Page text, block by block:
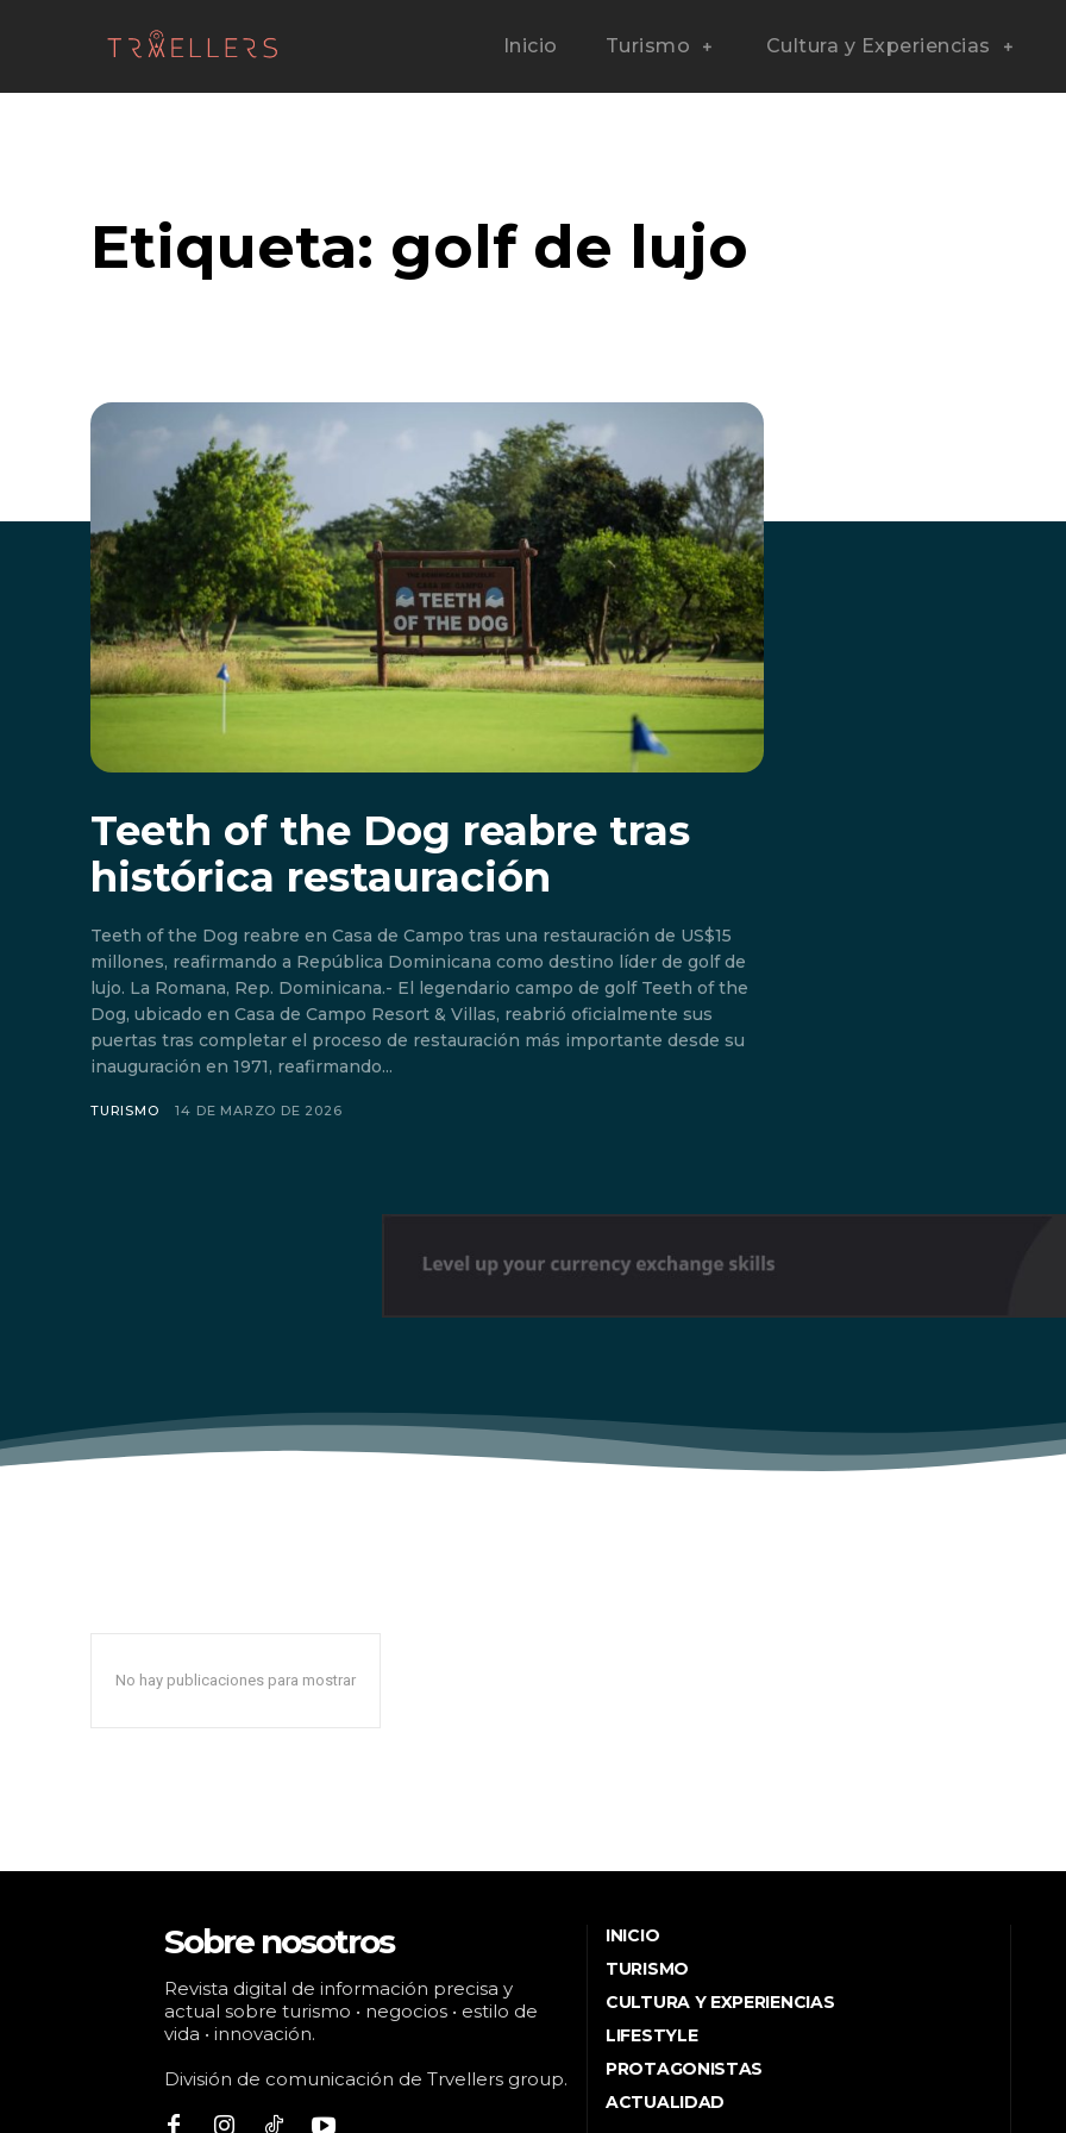
Inicio Turismo Cultura y Experiencias
Etiqueta: golf de lujo
Teeth of the Dog reabre tras
histórica restauración
Teeth of the Dog reabre en Casa de Campo tras una restauración de US$15
millones, reafirmando a República Dominicana como destino líder de golf de
lujo. La Romana, Rep. Dominicana.- El legendario campo de golf Teeth of the
Dog, ubicado en Casa de Campo Resort & Villas, reabrió oficialmente sus
puertas tras completar el proceso de restauración más importante desde su
inauguración en 1971, reafirmando...
TURISMO 14 DE MARZO DE 2026
No hay publicaciones para mostrar
Sobre nosotros
Revista digital de información precisa y
actual sobre turismo • negocios • estilo de
vida • innovación.
División de comunicación de Trvellers group.
INICIO
TURISMO
CULTURA Y EXPERIENCIAS
LIFESTYLE
PROTAGONISTAS
ACTUALIDAD